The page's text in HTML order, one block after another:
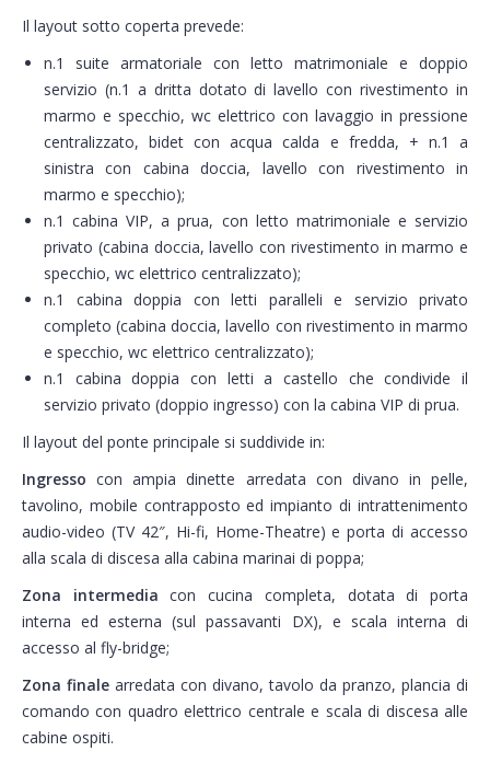
Il layout sotto coperta prevede:
n.1 suite armatoriale con letto matrimoniale e doppio
servizio (n.1 a dritta dotato di lavello con rivestimento in
marmo e specchio, wc elettrico con lavaggio in pressione
centralizzato, bidet con acqua calda e fredda, + n.1 a
sinistra con cabina doccia, lavello con rivestimento in
marmo e specchio);
n.1 cabina VIP, a prua, con letto matrimoniale e servizio
privato (cabina doccia, lavello con rivestimento in marmo e
specchio, wc elettrico centralizzato);
n.1 cabina doppia con letti paralleli e servizio privato
completo (cabina doccia, lavello con rivestimento in marmo
e specchio, wc elettrico centralizzato);
n.1 cabina doppia con letti a castello che condivide il
servizio privato (doppio ingresso) con la cabina VIP di prua.
Il layout del ponte principale si suddivide in:
Ingresso con ampia dinette arredata con divano in pelle,
tavolino, mobile contrapposto ed impianto di intrattenimento
audio-video (TV 42″, Hi-fi, Home-Theatre) e porta di accesso
alla scala di discesa alla cabina marinai di poppa;
Zona intermedia con cucina completa, dotata di porta
interna ed esterna (sul passavanti DX), e scala interna di
accesso al fly-bridge;
Zona finale arredata con divano, tavolo da pranzo, plancia di
comando con quadro elettrico centrale e scala di discesa alle
cabine ospiti.